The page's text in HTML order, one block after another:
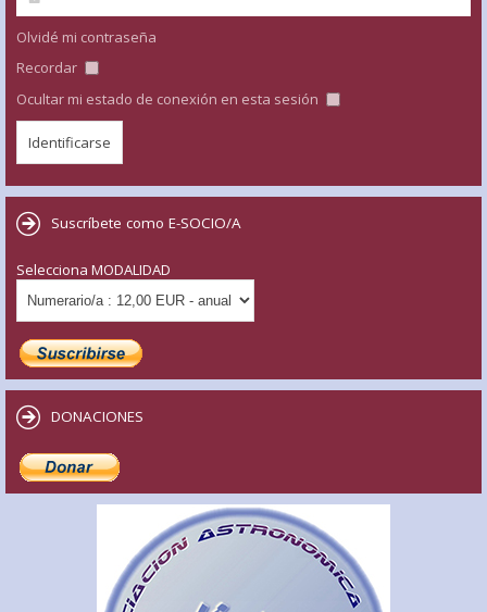
Olvidé mi contraseña
Recordar
Ocultar mi estado de conexión en esta sesión
Suscríbete como E-SOCIO/A
Selecciona MODALIDAD
DONACIONES